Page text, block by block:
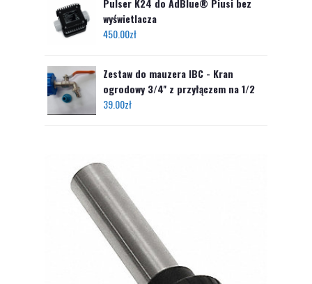
Pulser K24 do AdBlue® Piusi bez
wyświetlacza
450.00zł
Zestaw do mauzera IBC - Kran
ogrodowy 3/4'' z przyłączem na 1/2
39.00zł